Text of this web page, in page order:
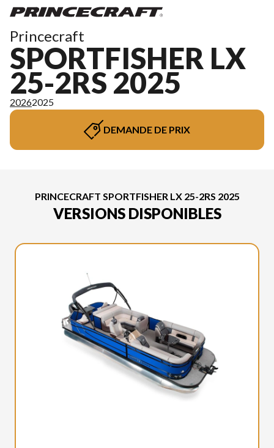
Princecraft
SPORTFISHER LX
25-2RS 2025
20262025
DEMANDE DE PRIX
PRINCECRAFT SPORTFISHER LX 25-2RS 2025
VERSIONS DISPONIBLES